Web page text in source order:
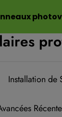
Installation de